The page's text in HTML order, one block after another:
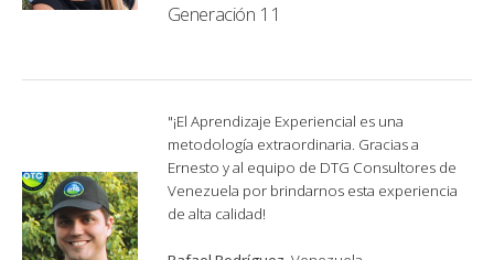
Generación 11
"¡El Aprendizaje Experiencial es una
metodología extraordinaria. Gracias a
Ernesto y al equipo de DTG Consultores de
Venezuela por brindarnos esta experiencia
de alta calidad!